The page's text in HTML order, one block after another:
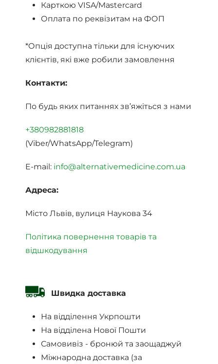
Карткою VISA/Mastercard
Оплата по реквізитам на ФОП
*Опція доступна тільки для існуючих
клієнтів, які вже робили замовлення
Контакти:
По будь яких питаннях зв’яжіться з нами
+380982881818
(Viber/WhatsApp/Telegram)
E-mail: info@alternativemedicine.com.ua
Адреса:
Місто Львів, вулиця Наукова 34
Політика повернення товарів та
відшкодування
Швидка доставка
На відділення Укрпошти
На відділена Нової Пошти
Самовивіз - бронюй та заощаджуй
Міжнародна доставка (за